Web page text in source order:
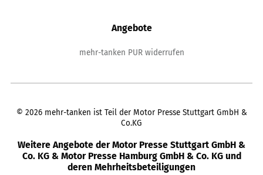
Angebote
mehr-tanken PUR widerrufen
© 2026 mehr-tanken ist Teil der Motor Presse Stuttgart GmbH &
Co.KG
Weitere Angebote der Motor Presse Stuttgart GmbH &
Co. KG & Motor Presse Hamburg GmbH & Co. KG und
deren Mehrheitsbeteiligungen